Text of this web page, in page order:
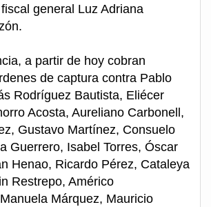
general Luz Adriana
a partir de hoy cobran
de captura contra Pablo
Rodríguez Bautista, Eliécer
Acosta, Aureliano Carbonell,
Gustavo Martínez, Consuelo
Guerrero, Isabel Torres, Óscar
Henao, Ricardo Pérez, Cataleya
Restrepo, Américo
Márquez, Mauricio